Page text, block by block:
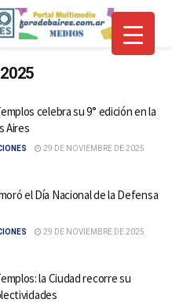
celebra su 9° edición en la
Aires
29 DE NOVIEMBRE DE 2025
el Día Nacional de la Defensa
29 DE NOVIEMBRE DE 2025
la Ciudad recorre su